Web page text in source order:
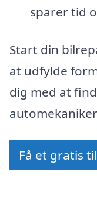
sparer tid
Start din
at udfylde
dig med at
Få et gratis